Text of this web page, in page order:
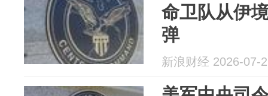
命卫队从伊
弹
新浪财经 2026-07-